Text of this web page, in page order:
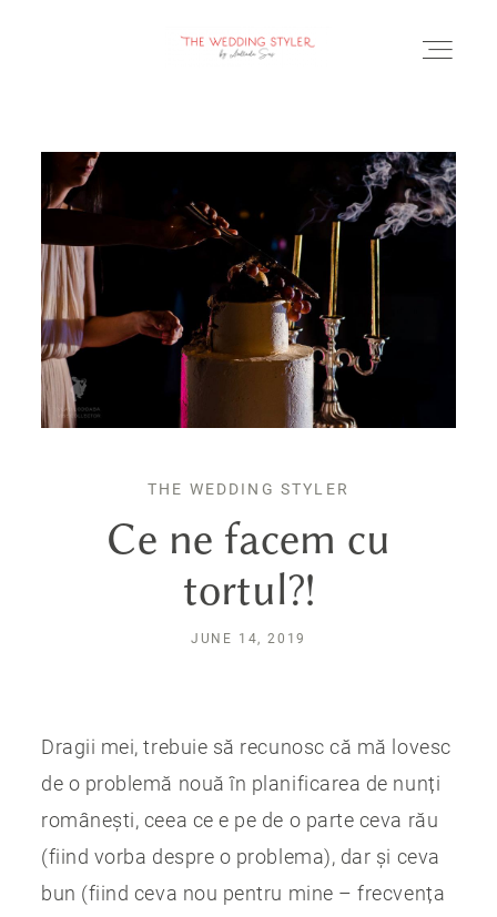
BLOG
SERVICII & FAQ
PORTOFOLIU
THE WEDDING STYLER
Ce ne facem cu
tortul?!
JUNE 14, 2019
Dragii mei, trebuie să recunosc că mă lovesc
de o problemă nouă în planificarea de nunți
românești, ceea ce e pe de o parte ceva rău
(fiind vorba despre o problema), dar și ceva
bun (fiind ceva nou pentru mine – frecvența